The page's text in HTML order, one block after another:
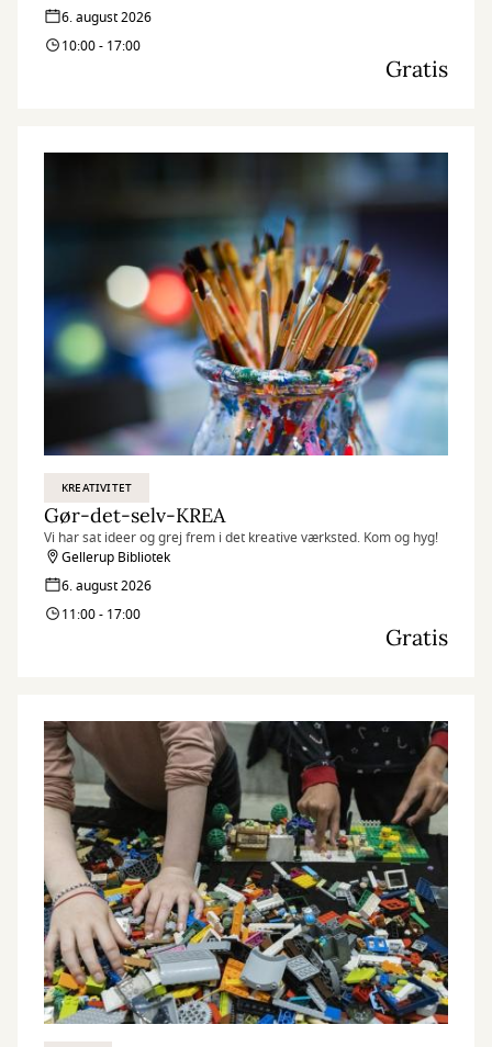
6. august 2026
10:00 - 17:00
Gratis
KREATIVITET
Gør-det-selv-KREA
Vi har sat ideer og grej frem i det kreative værksted. Kom og hyg!
Gellerup Bibliotek
6. august 2026
11:00 - 17:00
Gratis